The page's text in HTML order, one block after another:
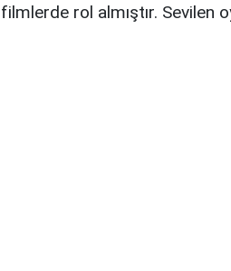
filmlerde rol almıştır. Sevilen